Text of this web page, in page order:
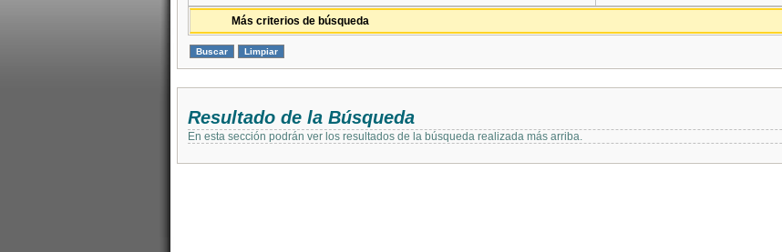
Más criterios de búsqueda
Resultado de la Búsqueda
En esta sección podrán ver los resultados de la búsqueda realizada más arriba.